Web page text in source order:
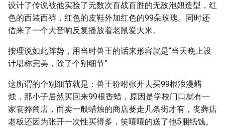
设计了传说被他实验了无数次百战百胜的无敌泡妞造型，红
色的西装西裤，红色的皮鞋外加红色的99朵玫瑰。同时还
借来了一个大音响反复播放着老鼠爱大米。
按理说如此阵势，用当时兽王的话来形容就是“当天晚上设
计堪称完美，除了个别细节”
这所谓的个别细节就是：兽王吩咐张开去买99根浪漫蜡
烛，那小子居然买回来99根香蜡，原因是学校门口就有一
家丧葬商店，而卖一般蜡烛的商店要走几条街才有，丧葬店
老板还因为张开一次性买得多，笑嘻嘻的送了他5捆纸钱。